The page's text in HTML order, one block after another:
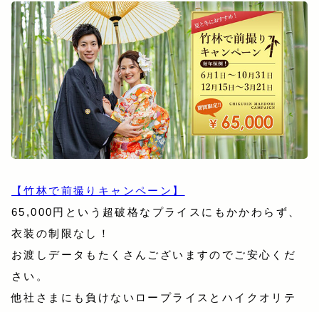
【竹林で前撮りキャンペーン】
65,000円という超破格なプライスにもかかわらず、
衣装の制限なし！
お渡しデータもたくさんございますのでご安心くだ
さい。
他社さまにも負けないロープライスとハイクオリテ